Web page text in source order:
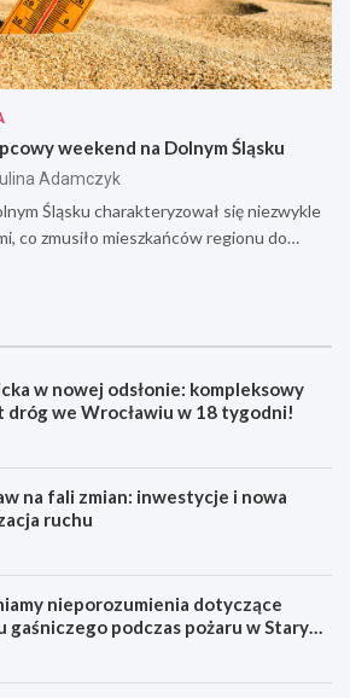
weekend na Dolnym Śląsku
Adamczyk
Śląsku charakteryzował się niezwykle
co zmusiło mieszkańców regionu do…
w nowej odsłonie: kompleksowy
dróg we Wrocławiu w 18 tygodni!
na fali zmian: inwestycje i nowa
ruchu
nieporozumienia dotyczące
gaśniczego podczas pożaru w Starym